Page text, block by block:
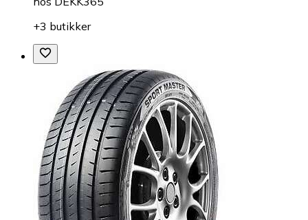
+3 butikker